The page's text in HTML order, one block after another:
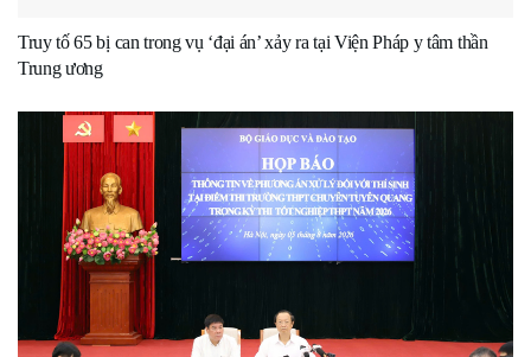
Truy tố 65 bị can trong vụ ‘đại án’ xảy ra tại Viện Pháp y tâm thần
Trung ương